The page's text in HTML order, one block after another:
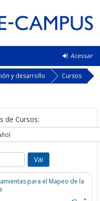
Acessar
y desarrollo
Cursos
de Cursos:
para el Mapeo de la